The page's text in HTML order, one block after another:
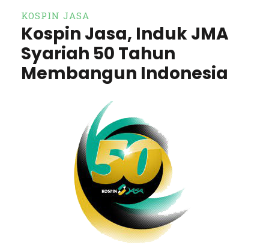
KOSPIN JASA
Kospin Jasa, Induk JMA
Syariah 50 Tahun
Membangun Indonesia